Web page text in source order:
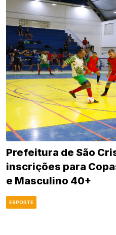
Prefeitura de São
inscrições para
e Masculino 40+
ESPORTE